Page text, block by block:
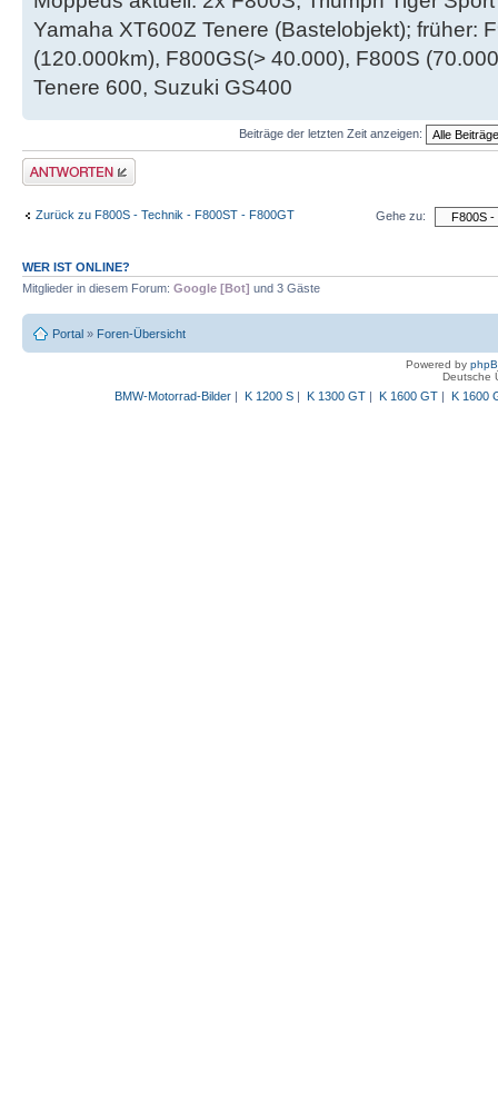
Yamaha XT600Z Tenere (Bastelobjekt); früher:
(120.000km), F800GS(> 40.000), F800S
Tenere 600, Suzuki GS400
Beiträge der letzten Zeit anzeigen:
Antwort schreiben
Zurück zu F800S - Technik - F800ST - F800GT Gehe zu:
WER IST ONLINE?
Mitglieder in diesem Forum: Google [Bot] und 3 Gäste
Portal » Foren-Übersicht
Powered by
Deutsche
BMW-Motorrad-Bilder| K 1200 S| K 1300 GT| K 1600 GT| K 1600